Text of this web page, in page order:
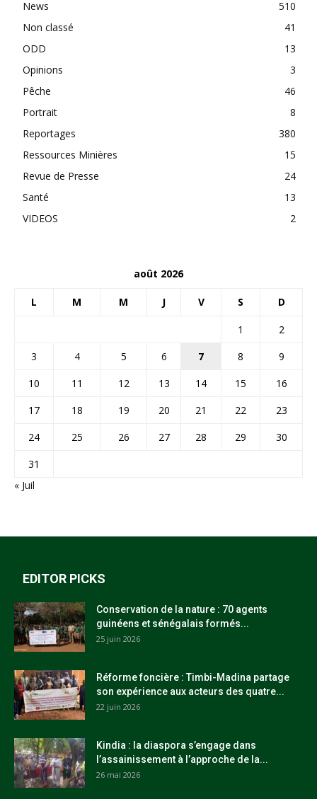
News
510
Non classé
41
ODD
13
Opinions
3
Pêche
46
Portrait
8
Reportages
380
Ressources Minières
15
Revue de Presse
24
Santé
13
VIDEOS
2
août 2026
L M M J V S D
1
2
3
4 5 6 7 8
9
10
11 12 13 14 15
16
17
18 19 20 21 22
23
24
25 26 27 28 29
30
31
« Juil
EDITOR PICKS
Conservation de la nature : 70 agents
guinéens et sénégalais formés...
25 juin 2026
Réforme foncière : Timbi-Madina partage
son expérience aux acteurs des quatre...
22 juin 2026
Kindia : la diaspora s’engage dans
l’assainissement à l’approche de la...
26 mai 2026